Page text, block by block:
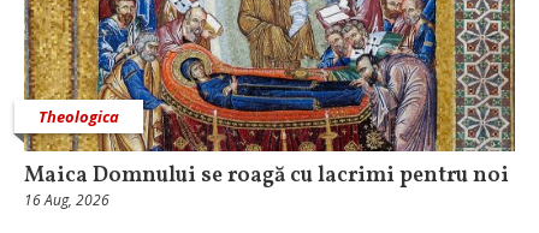
Theologica
Maica Domnului se roagă cu lacrimi pentru noi
16 Aug, 2026